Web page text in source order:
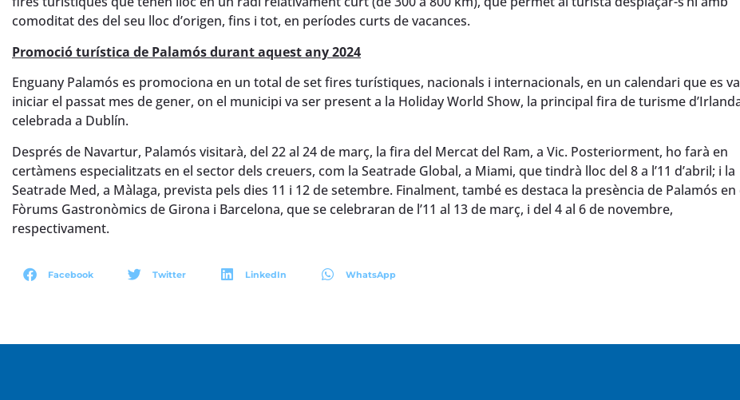
comoditat des del seu lloc d’origen, fins i tot, en períodes curts de vacances.
Promoció turística de Palamós durant aquest any 2024
Enguany Palamós es promociona en un total de set fires turístiques, nacionals i internacionals, en un calendari que es va
iniciar el passat mes de gener, on el municipi va ser present a la Holiday World Show, la principal fira de turisme
celebrada a Dublín.
Després de Navartur, Palamós visitarà, del 22 al 24 de març, la fira del Mercat del Ram, a Vic. Posteriorment, ho farà en
certàmens especialitzats en el sector dels creuers, com la Seatrade Global, a Miami, que tindrà lloc del 8 a l’11 d’abril; i la
Seatrade Med, a Màlaga, prevista pels dies 11 i 12 de setembre. Finalment, també es destaca la presència de Palamós en
Fòrums Gastronòmics de Girona i Barcelona, que se celebraran de l’11 al 13 de març, i del 4 al 6 de novembre,
respectivament.
Facebook Twitter LinkedIn WhatsApp